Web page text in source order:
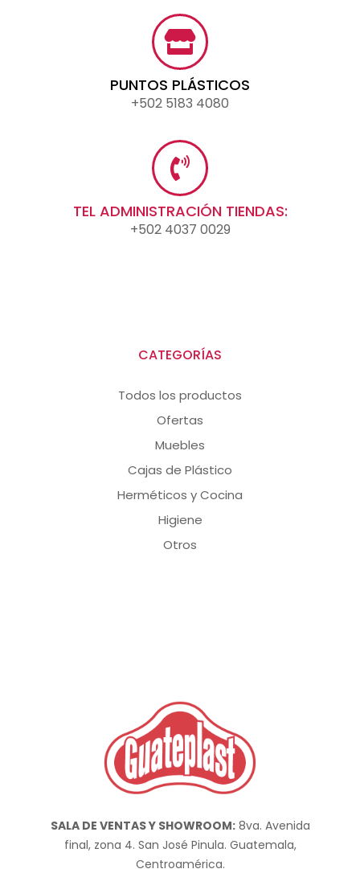
PUNTOS PLÁSTICOS
+502 5183 4080
TEL ADMINISTRACIÓN TIENDAS:
+502 4037 0029
CATEGORÍAS
Todos los productos
Ofertas
Muebles
Cajas de Plástico
Herméticos y Cocina
Higiene
Otros
SALA DE VENTAS Y SHOWROOM:8va. Avenida
final, zona 4. San José Pinula. Guatemala,
Centroamérica.